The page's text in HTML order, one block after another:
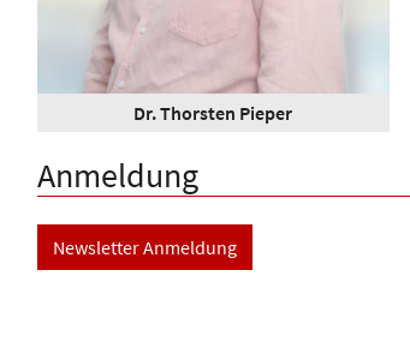
Dr. Thorsten Pieper
Anmeldung
Newsletter Anmeldung